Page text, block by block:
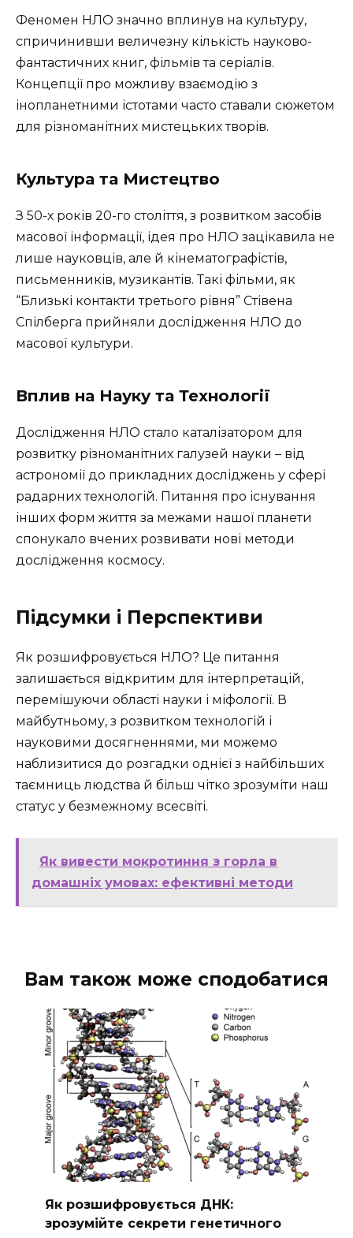
Феномен НЛО значно вплинув на культуру,
спричинивши величезну кількість науково-
фантастичних книг, фільмів та серіалів.
Концепції про можливу взаємодію з
інопланетними істотами часто ставали сюжетом
для різноманітних мистецьких творів.
Культура та Мистецтво
З 50-х років 20-го століття, з розвитком засобів
масової інформації, ідея про НЛО зацікавила не
лише науковців, але й кінематографістів,
письменників, музикантів. Такі фільми, як
“Близькі контакти третього рівня” Стівена
Спілберга прийняли дослідження НЛО до
масової культури.
Вплив на Науку та Технології
Дослідження НЛО стало каталізатором для
розвитку різноманітних галузей науки – від
астрономії до прикладних досліджень у сфері
радарних технологій. Питання про існування
інших форм життя за межами нашої планети
спонукало вчених розвивати нові методи
дослідження космосу.
Підсумки і Перспективи
Як розшифровується НЛО? Це питання
залишається відкритим для інтерпретацій,
перемішуючи області науки і міфології. В
майбутньому, з розвитком технологій і
науковими досягненнями, ми можемо
наблизитися до розгадки однієї з найбільших
таємниць людства й більш чітко зрозуміти наш
статус у безмежному всесвіті.
Як вивести мокротиння з горла в
домашніх умовах: ефективні методи
Вам також може сподобатися
Як розшифровується ДНК:
зрозумійте секрети генетичного